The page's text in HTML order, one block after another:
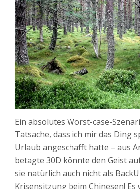
Ein absolutes Worst-case-
Tatsache, dass ich mir das Ding
Urlaub angeschafft hatte – aus
betagte 30D könnte den Geist
sie natürlich auch nicht als
Krisensitzung beim Chinesen! Es